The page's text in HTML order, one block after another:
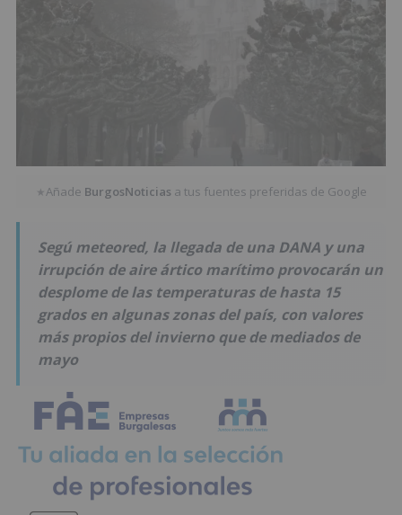
★Añade BurgosNoticias a tus fuentes preferidas de Google
Segú meteored, la llegada de una DANA y una
irrupción de aire ártico marítimo provocarán un
desplome de las temperaturas de hasta 15
grados en algunas zonas del país, con valores
más propios del invierno que de mediados de
mayo